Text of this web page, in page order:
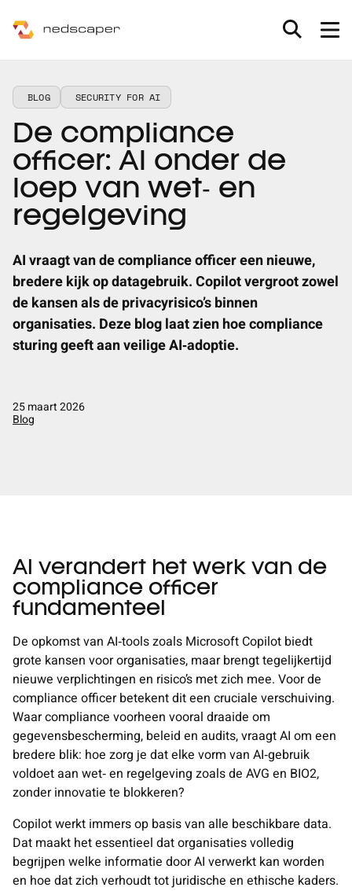
MXDR
Consultancy
Partners
Nieuws & inspiratie
Nieuws
Inspiratie
LinkedIn
Werken bij
Over ons
BLOG SECURITY FOR AI
De compliance
officer: AI onder de
loep van wet‑ en
regelgeving
AI vraagt van de compliance officer een nieuwe,
bredere kijk op datagebruik. Copilot vergroot zowel
de kansen als de privacyrisico’s binnen
organisaties. Deze blog laat zien hoe compliance
sturing geeft aan veilige AI‑adoptie.
25 maart 2026
Blog
AI verandert het werk van de
compliance officer
fundamenteel
De opkomst van AI‑tools zoals Microsoft Copilot biedt
grote kansen voor organisaties, maar brengt tegelijkertijd
nieuwe verplichtingen en risico’s met zich mee. Voor de
compliance officer betekent dit een cruciale verschuiving.
Waar compliance voorheen vooral draaide om
gegevensbescherming, beleid en audits, vraagt AI om een
bredere blik: hoe zorg je dat elke vorm van AI‑gebruik
voldoet aan wet‑ en regelgeving zoals de AVG en BIO2,
zonder innovatie te blokkeren?
Copilot werkt immers op basis van alle beschikbare data.
Dat maakt het essentieel dat organisaties volledig
begrijpen welke informatie door AI verwerkt kan worden
en hoe dat zich verhoudt tot juridische en ethische kaders.